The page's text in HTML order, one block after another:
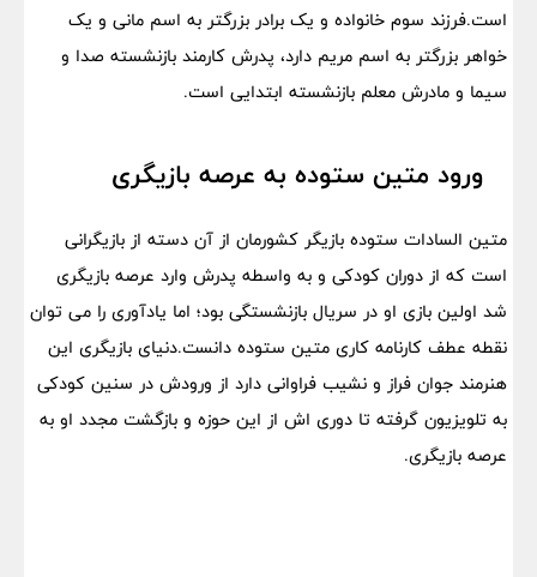
است.فرزند سوم خانواده و یک برادر بزرگتر به اسم مانی و یک
خواهر بزرگتر به اسم مریم دارد، پدرش کارمند بازنشسته صدا و
سیما و مادرش معلم بازنشسته ابتدایی است.
ورود متین ستوده به عرصه بازیگری
متین السادات ستوده بازیگر کشورمان از آن دسته از بازیگرانی
است که از دوران کودکی و به واسطه پدرش وارد عرصه بازیگری
شد اولین بازی او در سریال بازنشستگی بود؛ اما یادآوری را می توان
نقطه عطف کارنامه کاری متین ستوده دانست.دنیای بازیگری این
هنرمند جوان فراز و نشیب فراوانی دارد از ورودش در سنین کودکی
به تلویزیون گرفته تا دوری اش از این حوزه و بازگشت مجدد او به
عرصه بازیگری.